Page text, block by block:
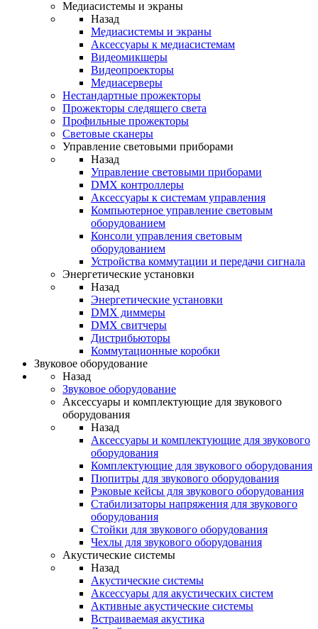
Медиасистемы и экраны
Назад
Медиасистемы и экраны
Аксессуары к медиасистемам
Видеомикшеры
Видеопроекторы
Медиасерверы
Нестандартные прожекторы
Прожекторы следящего света
Профильные прожекторы
Световые сканеры
Управление световыми приборами
Назад
Управление световыми приборами
DMX контроллеры
Аксессуары к системам управления
Компьютерное управление световым
оборудованием
Консоли управления световым
оборудованием
Устройства коммутации и передачи сигнала
Энергетические установки
Назад
Энергетические установки
DMX диммеры
DMX свитчеры
Дистрибьюторы
Коммутационные коробки
Звуковое оборудование
Назад
Звуковое оборудование
Аксессуары и комплектующие для звукового
оборудования
Назад
Аксессуары и комплектующие для звукового
оборудования
Комплектующие для звукового оборудования
Пюпитры для звукового оборудования
Рэковые кейсы для звукового оборудования
Стабилизаторы напряжения для звукового
оборудования
Стойки для звукового оборудования
Чехлы для звукового оборудования
Акустические системы
Назад
Акустические системы
Аксессуары для акустических систем
Активные акустические системы
Встраиваемая акустика